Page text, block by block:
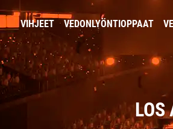
VIHJEET VEDONLYÖNTIOPPAAT
LOS